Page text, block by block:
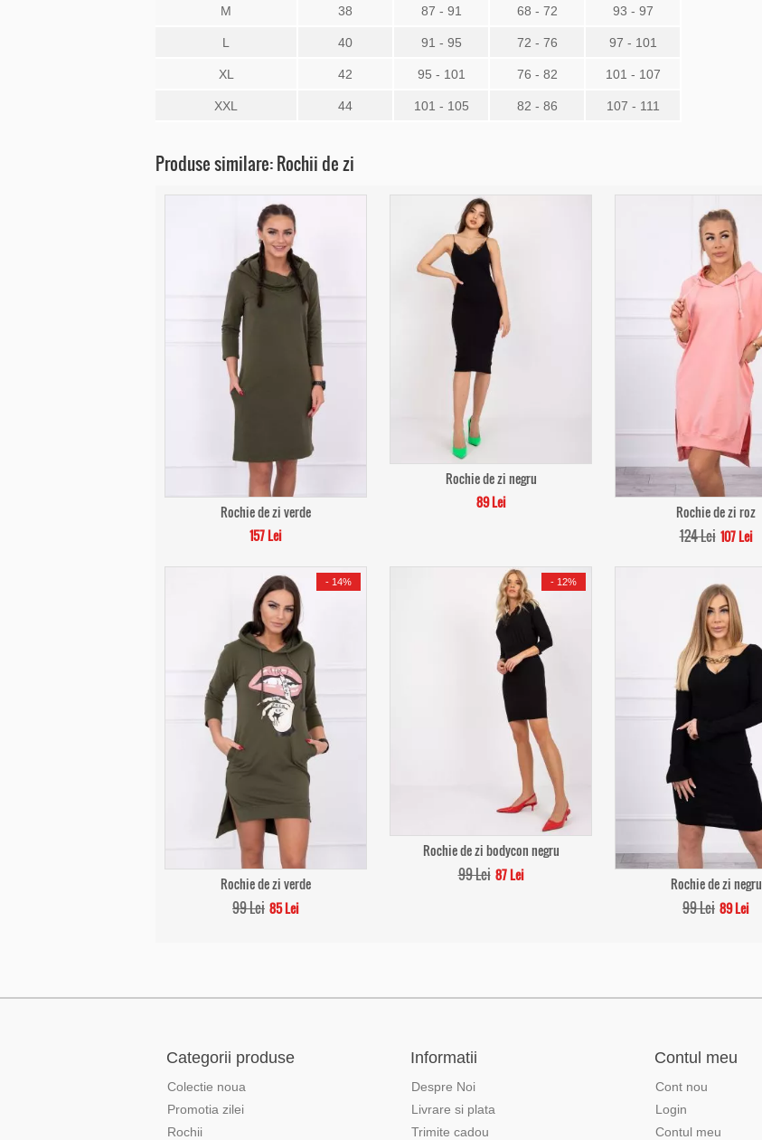
M 38 87 - 91 68 - 72 93 - 97
L 40 91 - 95 72 - 76 97 - 101
XL 42 95 - 101 76 - 82 101 - 107
XXL 44 101 - 105 82 - 86 107 - 111
Produse similare: Rochii de zi
Rochie de zi verde
157 Lei
Rochie de zi negru
89 Lei
Rochie de zi roz
124 Lei 107 Lei
- 14%
Rochie de zi verde
99 Lei 85 Lei
- 12%
Rochie de zi bodycon negru
99 Lei 87 Lei Rochie de zi negru
99 Lei 89 Lei
Categorii produse
Colectie noua
Promotia zilei
Rochii
Informatii
Despre Noi
Livrare si plata
Trimite cadou
Contul meu
Cont nou
Login
Contul meu